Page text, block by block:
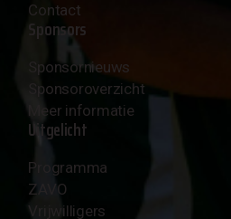
Contact
Sponsors
Sponsornieuws
Sponsoroverzicht
Meer informatie
Uitgelicht
Programma
ZAVO
Vrijwilligers